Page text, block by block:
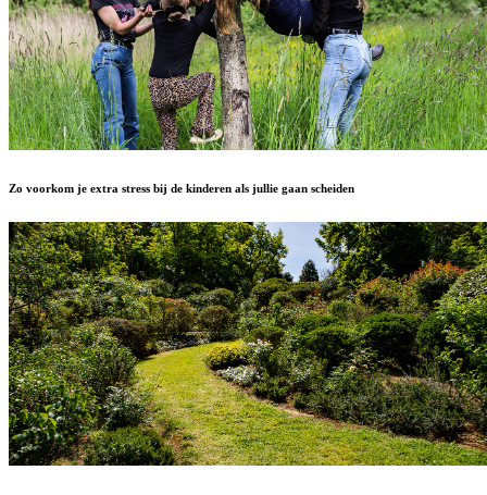
Zo voorkom je extra stress bij de kinderen als jullie gaan scheiden